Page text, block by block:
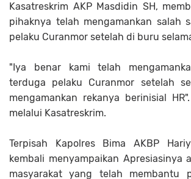
Kasatreskrim AKP Masdidin SH,
pihaknya telah mengamankan salah
pelaku Curanmor setelah di buru
"Iya benar kami telah
terduga pelaku Curanmor setelah
mengamankan rekanya berinisial
melalui Kasatreskrim.
Terpisah Kapolres Bima AKBP
kembali menyampaikan Apresiasinya
masyarakat yang telah membantu